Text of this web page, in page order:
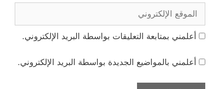
الإلكتروني
أعلمني بمتابعة التعليقات بواسطة البريد الإلكتروني.
أعلمني بالمواضيع الجديدة بواسطة البريد الإلكتروني.